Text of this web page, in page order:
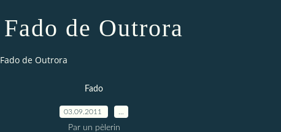
Fado de Outrora
Fado de Outrora
Fado
03.09.2011
Par un pèlerin